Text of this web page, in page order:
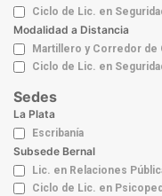
Ciclo de Lic. en
Modalidad a Distancia
Martillero y Corredor de
Ciclo de Lic. en
Sedes
La Plata
Escribanía
Subsede Bernal
Lic. en Relaciones
Ciclo de Lic. en